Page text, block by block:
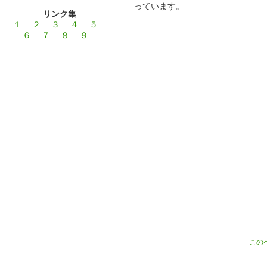
リンク集
１
２ ３ ４
５
６
７ ８ ９
っています。
この